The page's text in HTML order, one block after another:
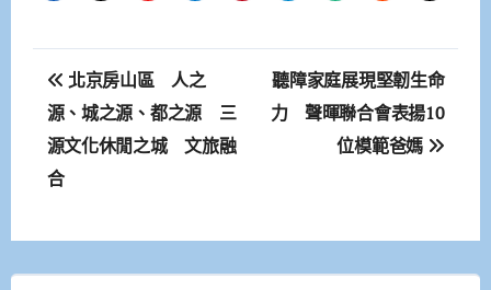
文
章
導
北京房山區 人之
源、城之源、都之源 三
源文化休閒之城 文旅融
合
聽障家庭展現堅韌生命
力 聲暉聯合會表揚10
位模範爸媽